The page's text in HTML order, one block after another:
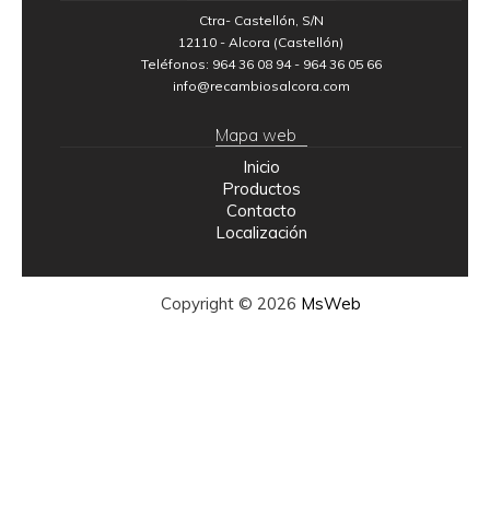
Ctra- Castellón, S/N
12110 - Alcora (Castellón)
Teléfonos: 964 36 08 94 - 964 36 05 66
info@recambiosalcora.com
Mapa web
Inicio
Productos
Contacto
Localización
Copyright © 2026 MsWeb